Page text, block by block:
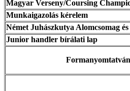
Magyar Verseny/Coursing
Munkaigazolás kérelem
Német Juhászkutya Alomcsomag
Junior handler bírálati lap